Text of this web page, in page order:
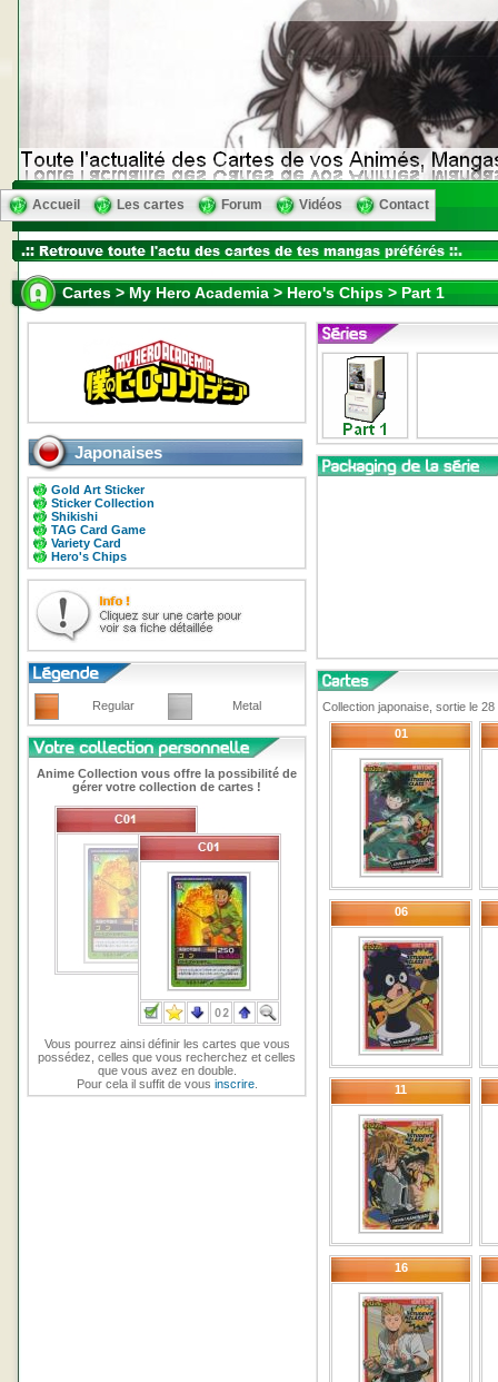
Accueil Les cartes Forum Vidéos Contact
Cartes > My Hero Academia > Hero's Chips > Part 1
Japonaises
Gold Art Sticker
Sticker Collection
Shikishi
TAG Card Game
Variety Card
Hero's Chips
Regular Metal
Anime Collection vous offre la possibilité de
gérer votre collection de cartes !
Vous pourrez ainsi définir les cartes que vous
possédez, celles que vous recherchez et celles
que vous avez en double.
Pour cela il suffit de vous inscrire.
Collection japonaise, sortie le
01
06
11
16